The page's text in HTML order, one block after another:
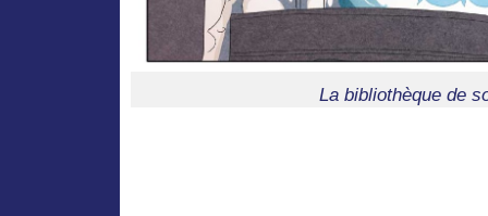
La bibliothèque de